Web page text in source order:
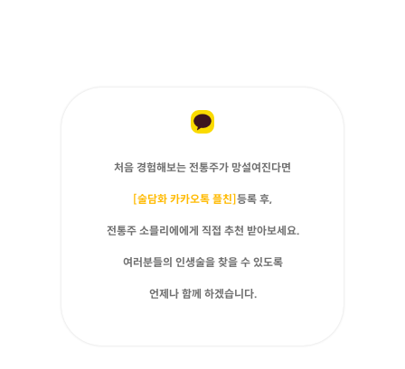
처음 경험해보는 전통주가 망설여진다면
[술담화 카카오톡 플친] 등록 후,
전통주 소믈리에에게 직접 추천 받아보세요.
여러분들의 인생술을 찾을 수 있도록
언제나 함께 하겠습니다.